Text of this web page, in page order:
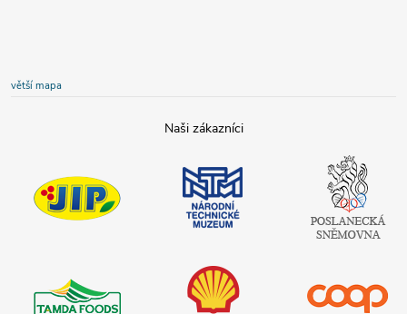
větší mapa
technické
muzeum
Poslanecká
sněmovna
České
republiky